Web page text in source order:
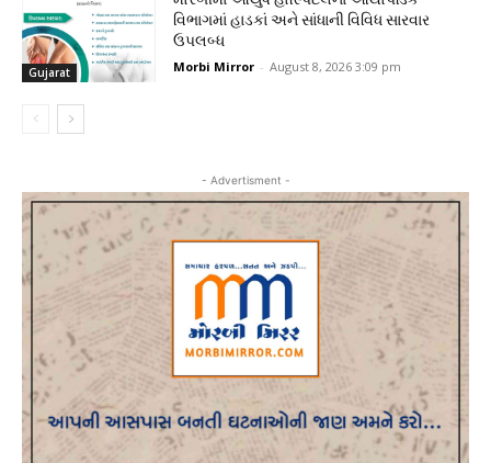
Gujarat
વિભાગમાં હાડકાં અને સાંધાની વિવિધ સારવાર
ઉપલબ્ધ
Morbi Mirror - August 8, 2026 3:09 pm
- Advertisment -